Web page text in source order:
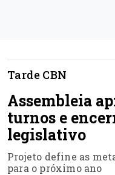
Tarde CBN
Assembleia
turnos e
legislativo
Projeto define as
para o próximo ano